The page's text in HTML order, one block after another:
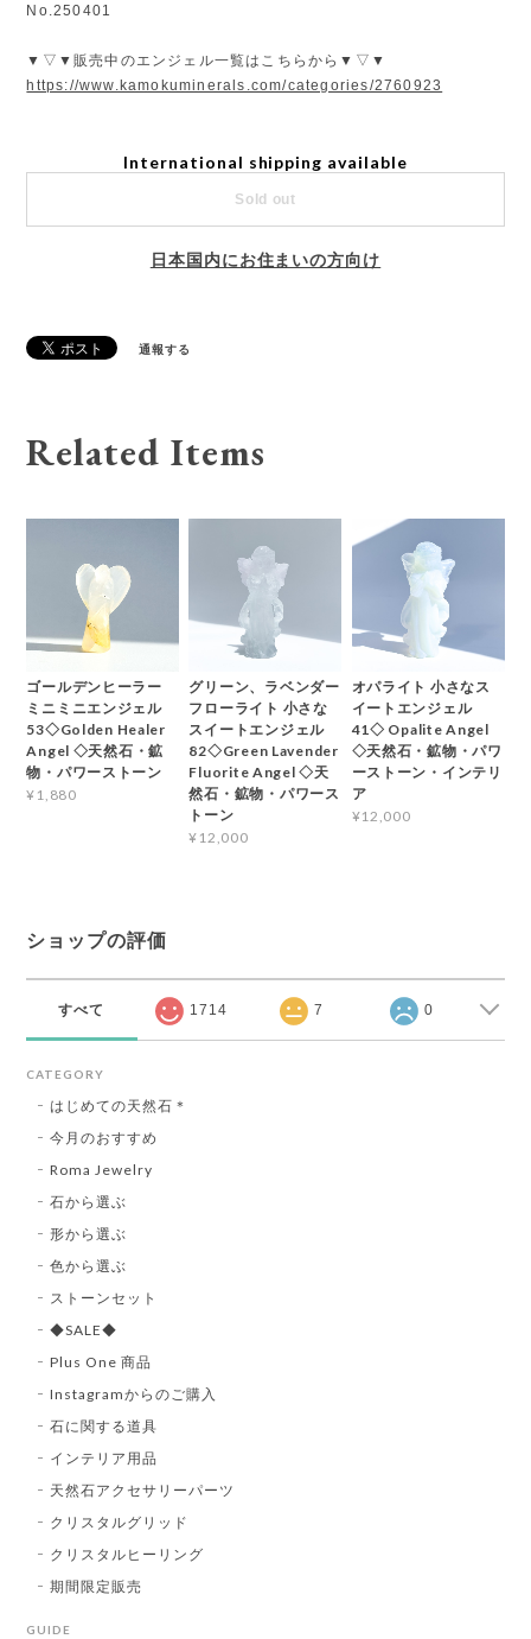
No.250401
▼▽▼販売中のエンジェル一覧はこちらから▼▽▼
https://www.kamokuminerals.com/categories/2760923
International shipping available
Sold out
日本国内にお住まいの方向け
通報する
Related Items
ゴールデンヒーラー
ミニミニエンジェル
53◇Golden Healer
Angel ◇天然石・鉱
物・パワーストーン
¥1,880
グリーン、ラベンダー
フローライト 小さな
スイートエンジェル
82◇Green Lavender
Fluorite Angel ◇天
然石・鉱物・パワース
トーン
¥12,000
オパライト 小さなス
イートエンジェル
41◇ Opalite Angel
◇天然石・鉱物・パワ
ーストーン・インテリ
ア
¥12,000
ショップの評価
すべて 1714 7 0
CATEGORY
はじめての天然石＊
今月のおすすめ
Roma Jewelry
石から選ぶ
形から選ぶ
色から選ぶ
ストーンセット
◆SALE◆
Plus One 商品
Instagramからのご購入
石に関する道具
インテリア用品
天然石アクセサリーパーツ
クリスタルグリッド
クリスタルヒーリング
期間限定販売
GUIDE